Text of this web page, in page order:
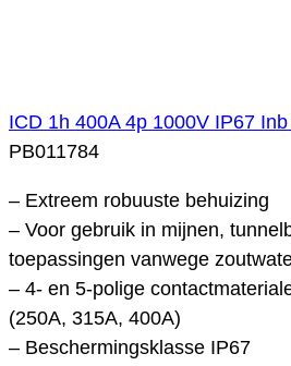
ICD 1h 400A 4p 1000V IP67
PB011784
– Extreem robuuste behuizing
– Voor gebruik in mijnen,
toepassingen vanwege
– 4- en 5-polige
(250A, 315A, 400A)
– Beschermingsklasse IP67